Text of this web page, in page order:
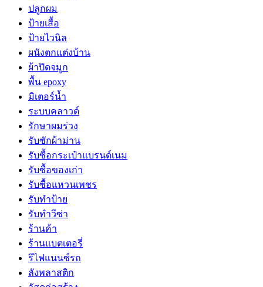
ปลูกผม
ป้ายเสื้อ
ป้ายไวนิล
ผนังตกแต่งบ้าน
ผ้าปิดจมูก
พื้น epoxy
มิเตอร์น้ำ
ระบบคลาวด์
รักษาผมร่วง
รับซักผ้าม่าน
รับซื้อกระเป๋าแบรนด์เนม
รับซื้อของเก่า
รับซื้อแหวนเพชร
รับทำป้าย
รับทำวีซ่า
ร้านค้า
ร้านแบตเตอรี่
รีไฟแนนซ์รถ
ลังพลาสติก